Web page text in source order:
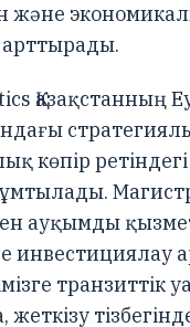
және
арттырады.
Қазақстанның
көпір
ауқымды
инвестициялау
транзиттік